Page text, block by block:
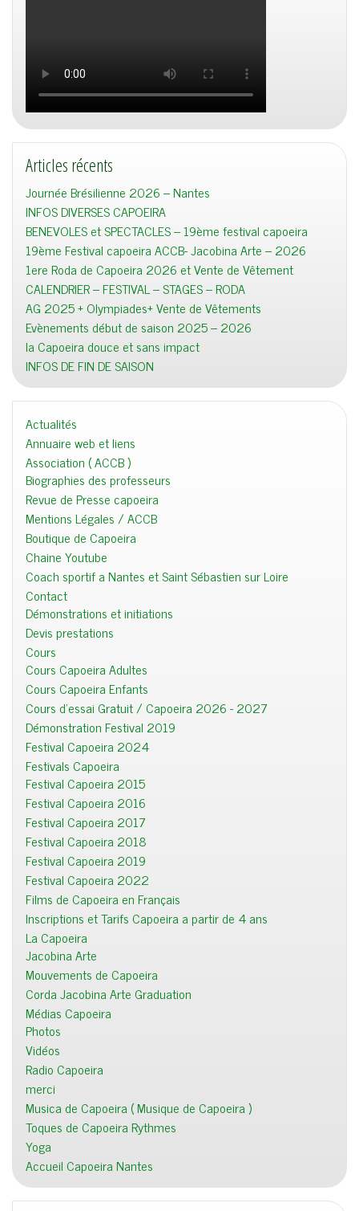
Articles récents
Journée Brésilienne 2026 – Nantes
INFOS DIVERSES CAPOEIRA
BENEVOLES et SPECTACLES – 19ème festival capoeira
19ème Festival capoeira ACCB- Jacobina Arte – 2026
1ere Roda de Capoeira 2026 et Vente de Vêtement
CALENDRIER – FESTIVAL – STAGES – RODA
AG 2025 + Olympiades+ Vente de Vêtements
Evènements début de saison 2025 – 2026
la Capoeira douce et sans impact
INFOS DE FIN DE SAISON
Actualités
Annuaire web et liens
Association ( ACCB )
Biographies des professeurs
Revue de Presse capoeira
Mentions Légales / ACCB
Boutique de Capoeira
Chaine Youtube
Coach sportif a Nantes et Saint Sébastien sur Loire
Contact
Démonstrations et initiations
Devis prestations
Cours
Cours Capoeira Adultes
Cours Capoeira Enfants
Cours d'essai Gratuit / Capoeira 2026 - 2027
Démonstration Festival 2019
Festival Capoeira 2024
Festivals Capoeira
Festival Capoeira 2015
Festival Capoeira 2016
Festival Capoeira 2017
Festival Capoeira 2018
Festival Capoeira 2019
Festival Capoeira 2022
Films de Capoeira en Français
Inscriptions et Tarifs Capoeira a partir de 4 ans
La Capoeira
Jacobina Arte
Mouvements de Capoeira
Corda Jacobina Arte Graduation
Médias Capoeira
Photos
Vidéos
Radio Capoeira
merci
Musica de Capoeira ( Musique de Capoeira )
Toques de Capoeira Rythmes
Yoga
Accueil Capoeira Nantes